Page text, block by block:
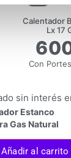
Calentador
Lx 17
Con
sin interés
Estanco
Gas Natural
Añadir al carrito